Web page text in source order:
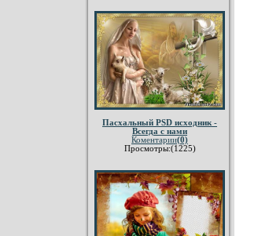
Пасхальный PSD исходник -
Всегда с нами
Коментарии(0)
Просмотры:(1225)